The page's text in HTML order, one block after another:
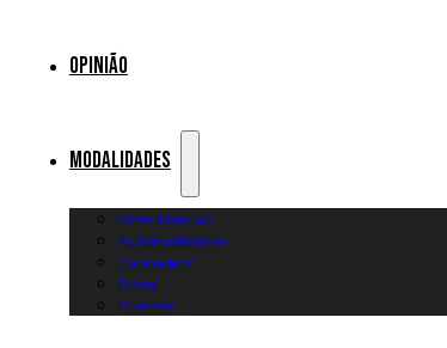
Opinião
Modalidades
Artes Marciais
Automobilismo
Canoagem
Futsal
Diversos